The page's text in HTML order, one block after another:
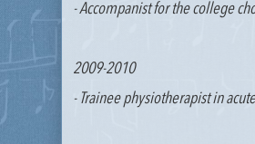
- Accompanist for the college
2009-2010
- Trainee physiotherapist in